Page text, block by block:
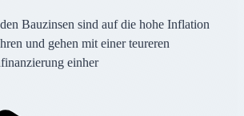
Bauzinsen sind auf die hohe Inflation
und gehen mit einer teureren
einher